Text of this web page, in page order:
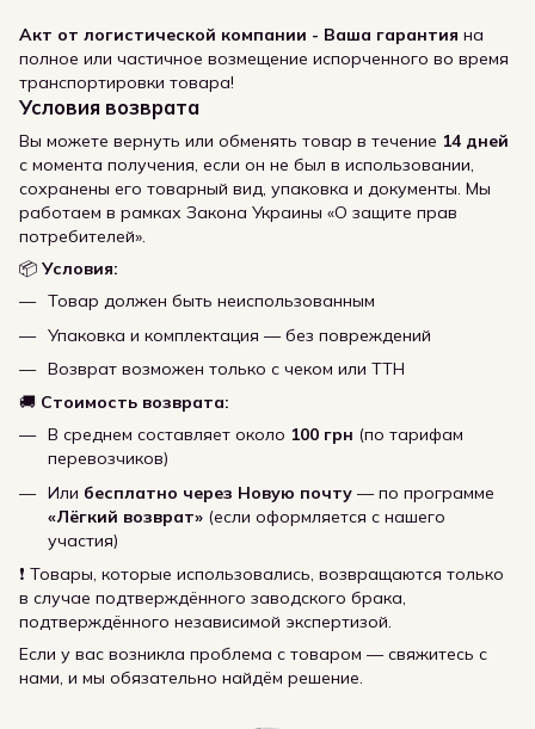
Акт от логистической компании - Ваша гарантия на
полное или частичное возмещение испорченного во время
транспортировки товара!
Условия возврата
Вы можете вернуть или обменять товар в течение 14 дней
с момента получения, если он не был в использовании,
сохранены его товарный вид, упаковка и документы. Мы
работаем в рамках Закона Украины «О защите прав
потребителей».
📦 Условия:
Товар должен быть неиспользованным
Упаковка и комплектация — без повреждений
Возврат возможен только с чеком или ТТН
🚚 Стоимость возврата:
В среднем составляет около 100 грн (по тарифам
перевозчиков)
Или бесплатно через Новую почту — по программе
«Лёгкий возврат» (если оформляется с нашего
участия)
❗ Товары, которые использовались, возвращаются только
в случае подтверждённого заводского брака,
подтверждённого независимой экспертизой.
Если у вас возникла проблема с товаром — свяжитесь с
нами, и мы обязательно найдём решение.